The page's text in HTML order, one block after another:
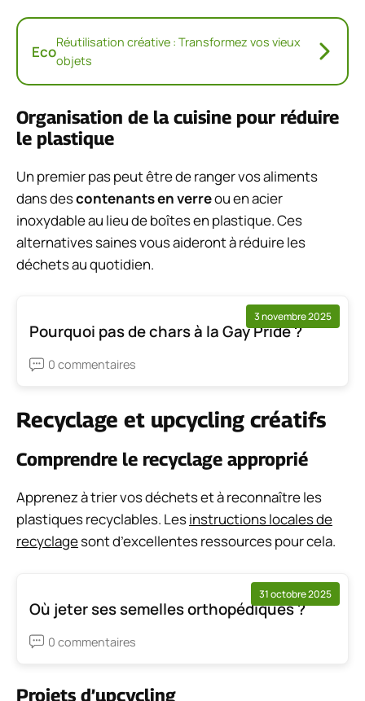
EcoRéutilisation créative : Transformez vos vieux
objets
Organisation de la cuisine pour réduire
le plastique
Un premier pas peut être de ranger vos aliments
dans descontenants en verreou en acier
inoxydable au lieu de boîtes en plastique. Ces
alternatives saines vous aideront à réduire les
déchets au quotidien.
3 novembre 2025
Pourquoi pas de chars à la Gay Pride ?
0 commentaires
Recyclage et upcycling créatifs
Comprendre le recyclage approprié
Apprenez à trier vos déchets et à reconnaître les
plastiques recyclables. Lesinstructions locales de
recyclagesont d’excellentes ressources pour cela.
31 octobre 2025
Où jeter ses semelles orthopédiques ?
0 commentaires
Projets d’upcycling